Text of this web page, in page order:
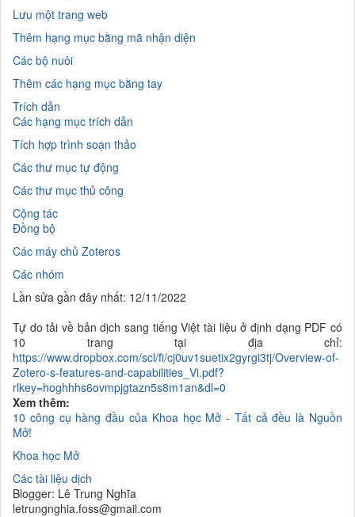
Lưu một trang web
Thêm hạng mục bằng mã nhận diện
Các bộ nuôi
Thêm các hạng mục bằng tay
Trích dẫn
Các hạng mục trích dẫn
Tích hợp trình soạn thảo
Các thư mục tự động
Các thư mục thủ công
Cộng tác
Đồng bộ
Các máy chủ Zoteros
Các nhóm
Lần sửa gần đây nhất: 12/11/2022
Tự do tải về bản dịch sang tiếng Việt tài liệu ở định dạng PDF có
10 trang tại địa chỉ:
https://www.dropbox.com/scl/fi/cj0uv1suetix2gyrgi3tj/Overview-of-
Zotero-s-features-and-capabilities_Vi.pdf?
rlkey=hoghhhs6ovmpjgtazn5s8m1an&dl=0
Xem thêm:
10 công cụ hàng đầu của Khoa học Mở - Tất cả đều là Nguồn
Mở!
Khoa học Mở
Các tài liệu dịch
Blogger: Lê Trung Nghĩa
letrungnghia.foss@gmail.com